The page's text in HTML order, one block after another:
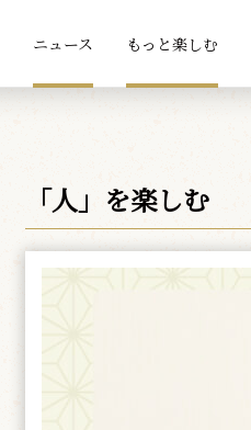
ニュース もっと楽しむ
「人」を楽しむ